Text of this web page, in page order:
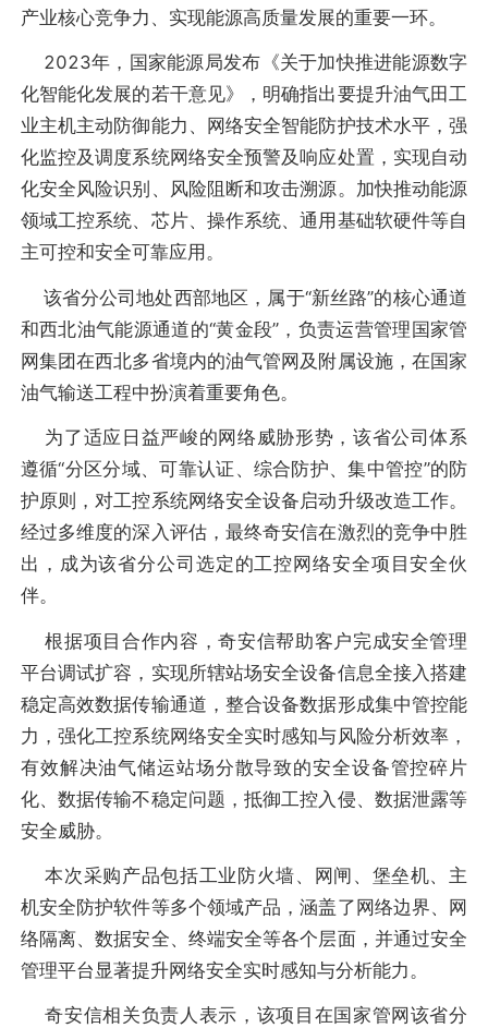
产业核心竞争力、实现能源高质量发展的重要一环。
2023年，国家能源局发布《关于加快推进能源数字
化智能化发展的若干意见》，明确指出要提升油气田工
业主机主动防御能力、网络安全智能防护技术水平，强
化监控及调度系统网络安全预警及响应处置，实现自动
化安全风险识别、风险阻断和攻击溯源。加快推动能源
领域工控系统、芯片、操作系统、通用基础软硬件等自
主可控和安全可靠应用。
该省分公司地处西部地区，属于“新丝路”的核心通道
和西北油气能源通道的“黄金段”，负责运营管理国家管
网集团在西北多省境内的油气管网及附属设施，在国家
油气输送工程中扮演着重要角色。
为了适应日益严峻的网络威胁形势，该省公司体系
遵循“分区分域、可靠认证、综合防护、集中管控”的防
护原则，对工控系统网络安全设备启动升级改造工作。
经过多维度的深入评估，最终奇安信在激烈的竞争中胜
出，成为该省分公司选定的工控网络安全项目安全伙
伴。
根据项目合作内容，奇安信帮助客户完成安全管理
平台调试扩容，实现所辖站场安全设备信息全接入搭建
稳定高效数据传输通道，整合设备数据形成集中管控能
力，强化工控系统网络安全实时感知与风险分析效率，
有效解决油气储运站场分散导致的安全设备管控碎片
化、数据传输不稳定问题，抵御工控入侵、数据泄露等
安全威胁。
本次采购产品包括工业防火墙、网闸、堡垒机、主
机安全防护软件等多个领域产品，涵盖了网络边界、网
络隔离、数据安全、终端安全等各个层面，并通过安全
管理平台显著提升网络安全实时感知与分析能力。
奇安信相关负责人表示，该项目在国家管网该省分